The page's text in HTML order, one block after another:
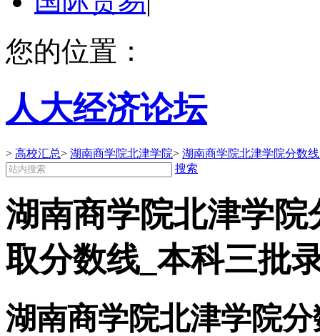
您的位置：
人大经济论坛
> 高校汇总> 湖南商学院北津学院> 湖南商学院北津学院分数
搜索
湖南商学院北津学
取分数线_本科三批
湖南商学院北津学院